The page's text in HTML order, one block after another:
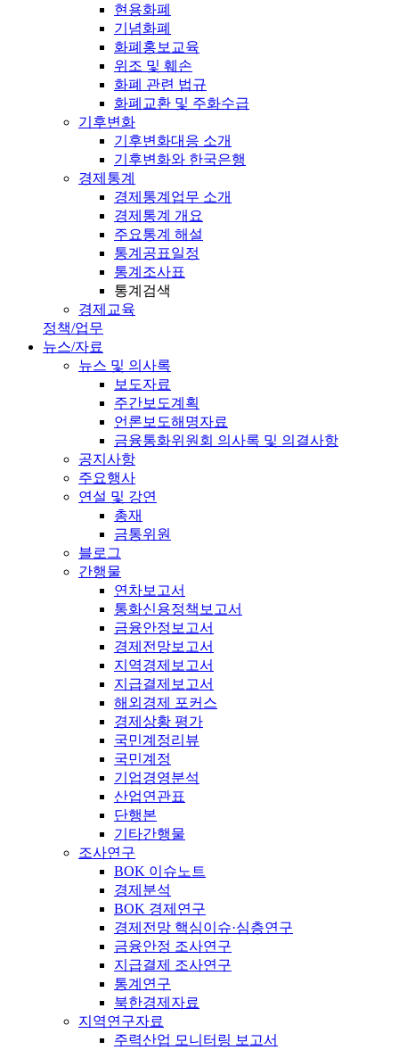
현용화폐
기념화폐
화폐홍보교육
위조 및 훼손
화폐 관련 법규
화폐교환 및 주화수급
기후변화
기후변화대응 소개
기후변화와 한국은행
경제통계
경제통계업무 소개
경제통계 개요
주요통계 해설
통계공표일정
통계조사표
통계검색
경제교육
정책/업무
뉴스/자료
뉴스 및 의사록
보도자료
주간보도계획
언론보도해명자료
금융통화위원회 의사록 및 의결사항
공지사항
주요행사
연설 및 강연
총재
금통위원
블로그
간행물
연차보고서
통화신용정책보고서
금융안정보고서
경제전망보고서
지역경제보고서
지급결제보고서
해외경제 포커스
경제상황 평가
국민계정리뷰
국민계정
기업경영분석
산업연관표
단행본
기타간행물
조사연구
BOK 이슈노트
경제분석
BOK 경제연구
경제전망 핵심이슈·심층연구
금융안정 조사연구
지급결제 조사연구
통계연구
북한경제자료
지역연구자료
주력산업 모니터링 보고서